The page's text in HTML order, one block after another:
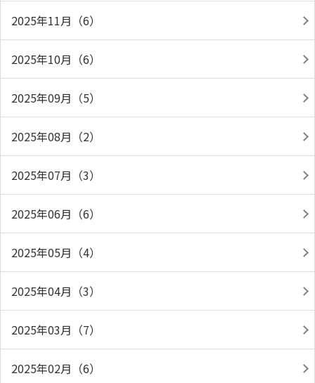
2025年11月（6）
2025年10月（6）
2025年09月（5）
2025年08月（2）
2025年07月（3）
2025年06月（6）
2025年05月（4）
2025年04月（3）
2025年03月（7）
2025年02月（6）